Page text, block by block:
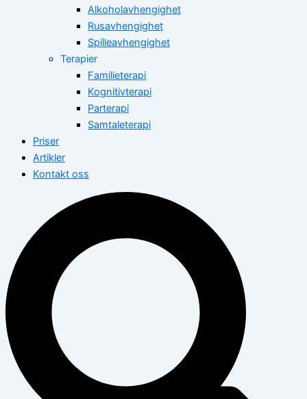
Alkoholavhengighet
Rusavhengighet
Spilleavhengighet
Terapier
Familieterapi
Kognitivterapi
Parterapi
Samtaleterapi
Priser
Artikler
Kontakt oss